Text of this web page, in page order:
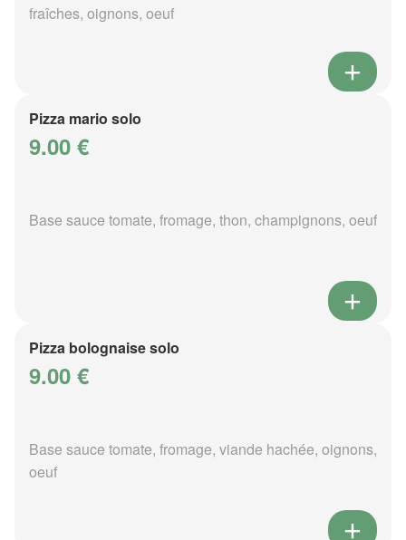
fraîches, oignons, oeuf
Pizza mario solo
9.00 €
Base sauce tomate, fromage, thon, champignons, oeuf
Pizza bolognaise solo
9.00 €
Base sauce tomate, fromage, viande hachée, oignons,
oeuf